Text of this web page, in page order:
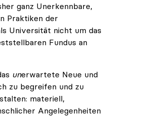
ganz Unerkennbare,
Praktiken der
Universität nicht um das
Fundus an
unerwartete Neue und
zu begreifen und zu
materiell,
Angelegenheiten